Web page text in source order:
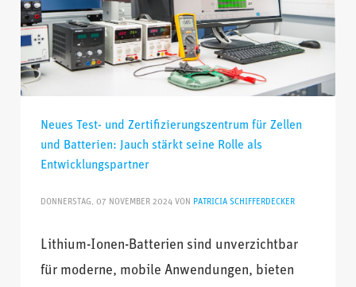
Neues Test- und Zertifizierungszentrum für Zellen
und Batterien: Jauch stärkt seine Rolle als
Entwicklungspartner
DONNERSTAG, 07 NOVEMBER 2024 VON PATRICIA SCHIFFERDECKER
Lithium-Ionen-Batterien sind unverzichtbar
für moderne, mobile Anwendungen, bieten